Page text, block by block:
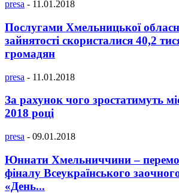
presa - 11.01.2018
Послугами Хмельницької
зайнятості скористалися 40,2
громадян
presa - 11.01.2018
За рахунок чого зростатимуть
2018 році
presa - 09.01.2018
Юннати Хмельниччини –
фіналу Всеукраїнського
«День...